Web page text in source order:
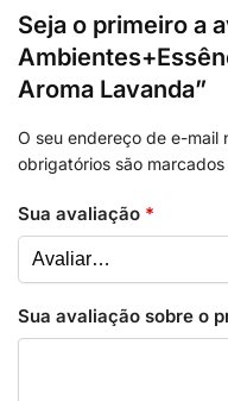
Seja o primeiro a
Aroma Lavanda”
O seu endereço de e-mail
obrigatórios são
Sua avaliação *
Sua avaliação sobre o